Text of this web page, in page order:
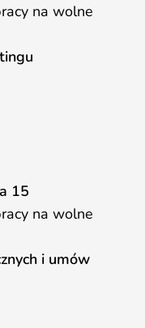
na wolne
15
na wolne
i umów